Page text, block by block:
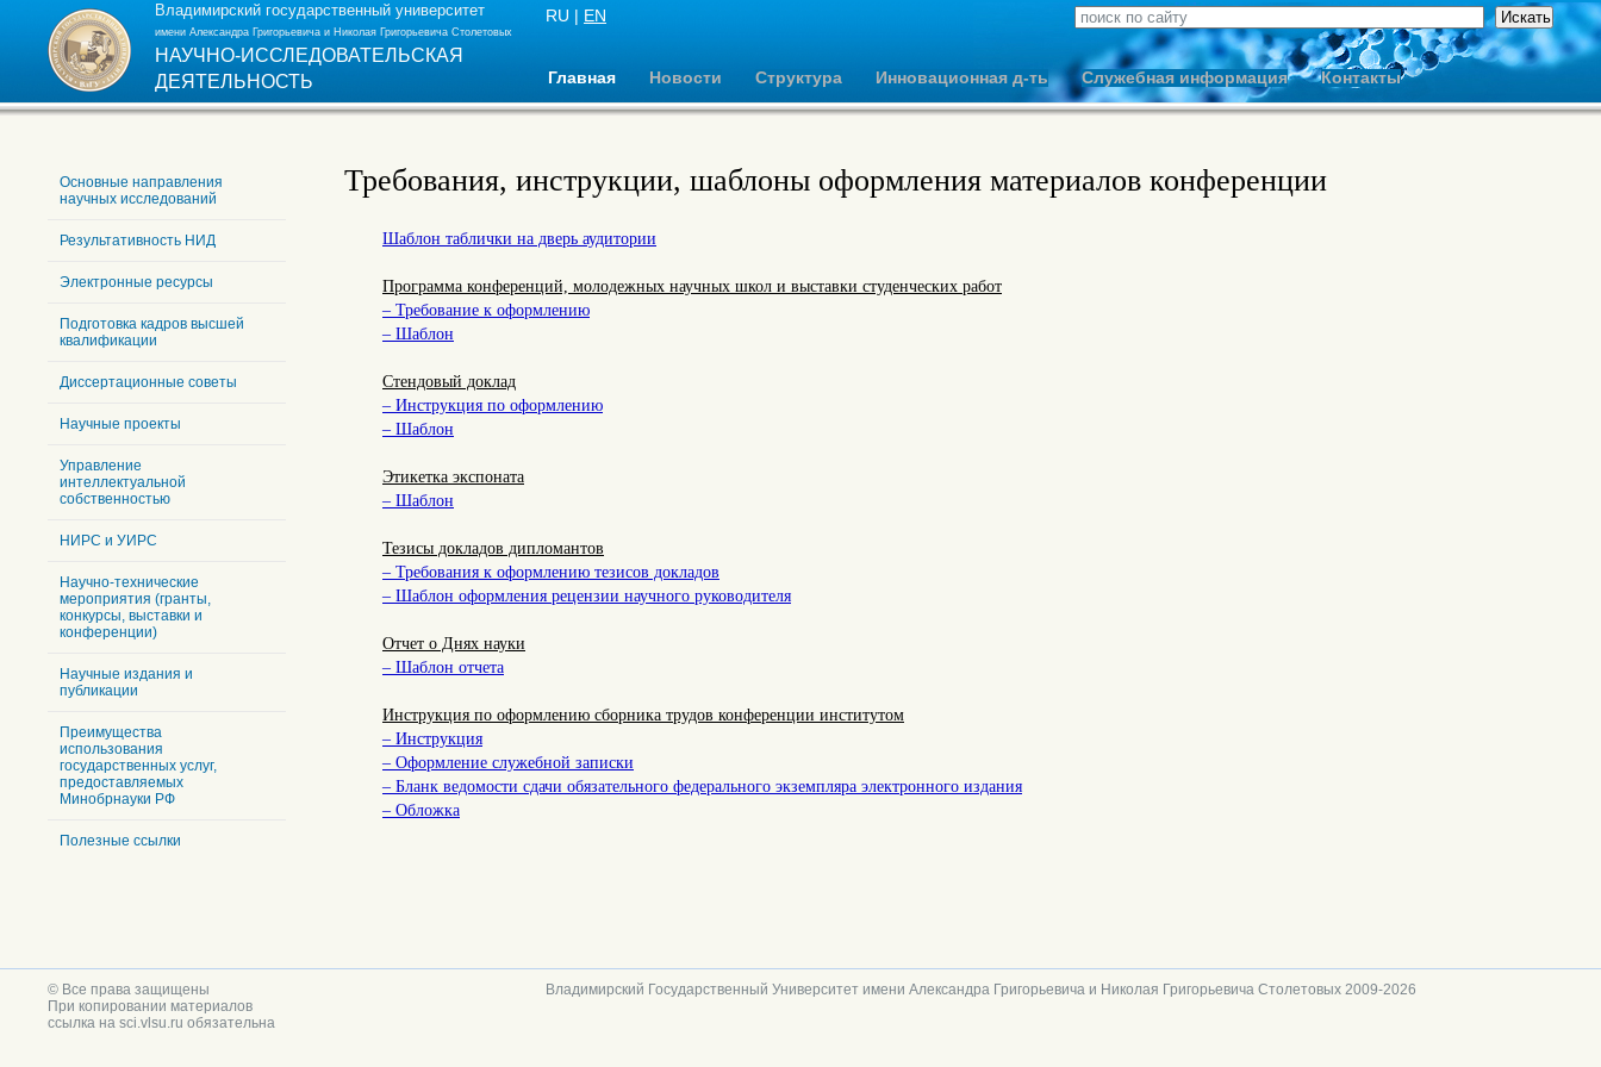
Владимирский государственный университет
имени Александра Григорьевича и Николая Григорьевича Столетовых
НАУЧНО-ИССЛЕДОВАТЕЛЬСКАЯ
ДЕЯТЕЛЬНОСТЬ
RU | EN
Главная Новости Структура Инновационная д-ть Служебная информация Контакты
Основные направления
научных исследований
Результативность НИД
Электронные ресурсы
Подготовка кадров высшей
квалификации
Диссертационные советы
Научные проекты
Управление
интеллектуальной
собственностью
НИРС и УИРС
Научно-технические
мероприятия (гранты,
конкурсы, выставки и
конференции)
Научные издания и
публикации
Преимущества
использования
государственных услуг,
предоставляемых
Минобрнауки РФ
Полезные ссылки
Требования, инструкции, шаблоны оформления материалов конференции
Шаблон таблички на дверь аудитории
Программа конференций, молодежных научных школ и выставки студенческих работ
– Требование к оформлению
– Шаблон
Стендовый доклад
– Инструкция по оформлению
– Шаблон
Этикетка экспоната
– Шаблон
Тезисы докладов дипломантов
– Требования к оформлению тезисов докладов
– Шаблон оформления рецензии научного руководителя
Отчет о Днях науки
– Шаблон отчета
Инструкция по оформлению сборника трудов конференции институтом
– Инструкция
– Оформление служебной записки
– Бланк ведомости сдачи обязательного федерального экземпляра электронного издания
– Обложка
© Все права защищены
При копировании материалов
ссылка на sci.vlsu.ru обязательна
Владимирский Государственный Университет имени Александра Григорьевича и Николая Григорьевича Столетовых 2009-2026